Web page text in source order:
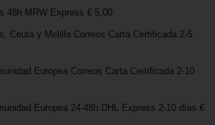
48h MRW Express € 5,00
Ceuta y Melilla Correos Carta Certificada 2-5
Europea Correos Carta Certificada 2-10
Europea 24-48h DHL Express 2-10 días €